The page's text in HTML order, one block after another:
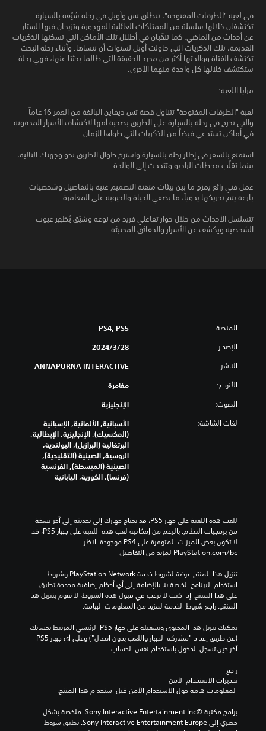
في لعبة "الطرقات المفتوحة"، تنطلق تس وأوبل في رحلة شيّقة بالسيارة
تكتشفان خلالها سلسلة من الممتلكات العائلية المهجورة وتزيحان فيها الستار
عن أحداث من الماضي. كما تنقّبان في أطلال تلك الأماكن التي تسكنها الذكريات
القديمة، تلك الذكريات التي حاولت أوبل لسنوات أن تنساها. وأثناء رحلة البحث
تكتشف الفتاة ووالدتها أكثر من مجرد الحقيقة التي طالما بحثتا عنها، فهي رحلة
ستكتشف خلالها كل واحدة منهما الأخرى.
مزايا اللعبة:
لعبة "الطرقات المفتوحة" تتناول قصة تس ديفاين البالغة من العمر 16 عاماً
والتي تخرج في رحلة بالسيارة على الطريق بصحبة أمها لاكتشاف الأسرار المدفونة
في أماكن تستدعي فيضاً من الذكريات التي طواها الزمان.
استمتع بالسفر في إطار رحلة بالسيارة واسترخ طوال الطريق نحو وجهتك التالية،
بينما تقلّب محطات الراديو وتتحدث إلى الوالدة.
عمل فني رائع يمزج ما بين بيئات متقنة التصميم غنية بالتفاصيل وشخصيات
بارعة يتم تحريكها يدوياً، ما يضفي الحياة والحيوية على المغامرة.
تتسلسل الأحداث من خلال حوار تفاعلي فريد من نوعه وشيّق يُظهر عيوب
الشخصية ويكشف عن الأسرار والحقائق المختبئة.
المنصة: PS4, PS5
الإصدار: 28‏/3‏/2024
الناشر: ANNAPURNA INTERACTIVE
الأنواع: مغامرة
الصوت: الإنجليزية
لغات الشاشة:
الأسبانية, الألمانية, الإسبانية
(المكسيك), الإنجليزية, الإيطالية,
البرتغالية (البرازيل), البولندية,
الروسية, الصينية (التقليدية),
الصينية (المبسطة), الفرنسية
(فرنسا), الكورية, اليابانية
‎PlayStation.com/bc لمزيد من التفاصيل.
المنتج. راجع شروط الخدمة لمزيد من المعلومات الهامة.
آخر حين تسجل الدخول باستخدام نفس الحساب.
راجع
تحذيرات الاستخدام الآمن